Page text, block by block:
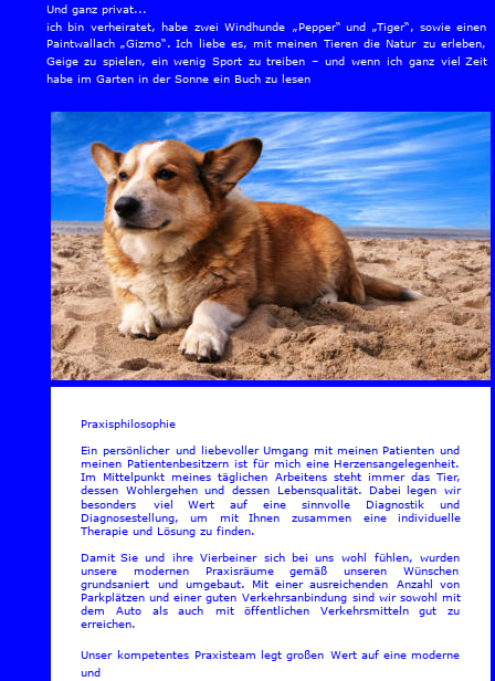
Und ganz privat...
ich bin verheiratet, habe zwei Windhunde „Pepper“ und „Tiger“, sowie einen
Paintwallach „Gizmo“. Ich liebe es, mit meinen Tieren die Natur zu erleben,
Geige zu spielen, ein wenig Sport zu treiben – und wenn ich ganz viel
Zeit
habe im Garten in der Sonne ein Buch zu lesen
Praxisphilosophie
Ein persönlicher und liebevoller Umgang mit meinen Patienten und
meinen Patientenbesitzern ist für mich eine Herzensangelegenheit.
Im
Mittelpunkt meines täglichen Arbeitens steht immer das Tier,
dessen Wohlergehen und dessen Lebensqualität. Dabei legen wir
besonders
viel Wert auf eine sinnvolle Diagnostik
und
Diagnosestellung,
um mit Ihnen zusammen eine
individuelle
Therapie und Lösung zu finden.
Damit Sie und ihre Vierbeiner sich bei uns wohl fühlen, wurden
unsere
modernen Praxisräume gemäß unseren
Wünschen
grundsaniert
und umgebaut. Mit einer ausreichenden Anzahl
von
Parkplätzen und einer guten Verkehrsanbindung sind wir sowohl
mit
dem
Auto als auch mit öffentlichen Verkehrsmitteln gut
zu
erreichen.
Unser kompetentes Praxisteam legt großen Wert auf eine moderne
und